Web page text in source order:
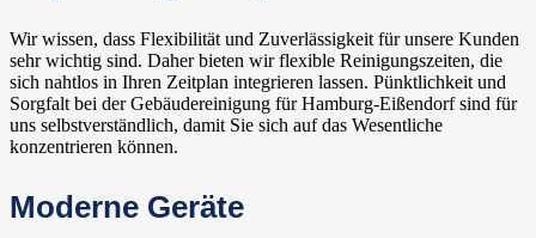
Wir wissen, dass Flexibilität und Zuverlässigkeit für unsere Kunden
sehr wichtig sind. Daher bieten wir flexible Reinigungszeiten, die
sich nahtlos in Ihren Zeitplan integrieren lassen. Pünktlichkeit und
Sorgfalt bei der Gebäudereinigung für Hamburg-Eißendorf sind für
uns selbstverständlich, damit Sie sich auf das Wesentliche
konzentrieren können.
Moderne Geräte